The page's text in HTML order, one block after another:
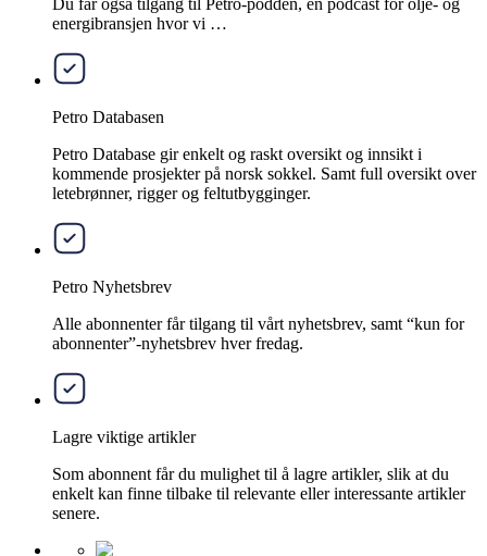
energibransjen hvor vi …
Petro Databasen
Petro Database gir enkelt og raskt oversikt og innsikt i
kommende prosjekter på norsk sokkel. Samt full oversikt over
letebrønner, rigger og feltutbygginger.
Petro Nyhetsbrev
Alle abonnenter får tilgang til vårt nyhetsbrev, samt “kun for
abonnenter”-nyhetsbrev hver fredag.
Lagre viktige artikler
Som abonnent får du mulighet til å lagre artikler, slik at du
enkelt kan finne tilbake til relevante eller interessante artikler
senere.